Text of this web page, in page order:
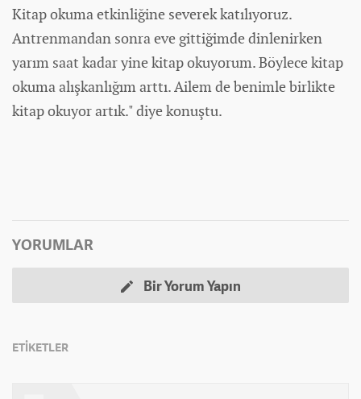
Kitap okuma etkinliğine severek katılıyoruz.
Antrenmandan sonra eve gittiğimde dinlenirken
yarım saat kadar yine kitap okuyorum. Böylece kitap
okuma alışkanlığım arttı. Ailem de benimle birlikte
kitap okuyor artık." diye konuştu.
YORUMLAR
Bir Yorum Yapın
ETİKETLER